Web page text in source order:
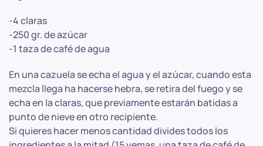
-4 claras
-250 gr. de azúcar
-1 taza de café de agua
En una cazuela se echa el agua y el azúcar, cuando esta
mezcla llega ha hacerse hebra, se retira del fuego y se
echa en la claras, que previamente estarán batidas a
punto de nieve en otro recipiente.
Si quieres hacer menos cantidad divides todos los